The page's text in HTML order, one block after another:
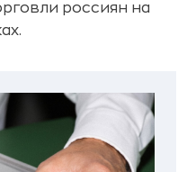
россиян на